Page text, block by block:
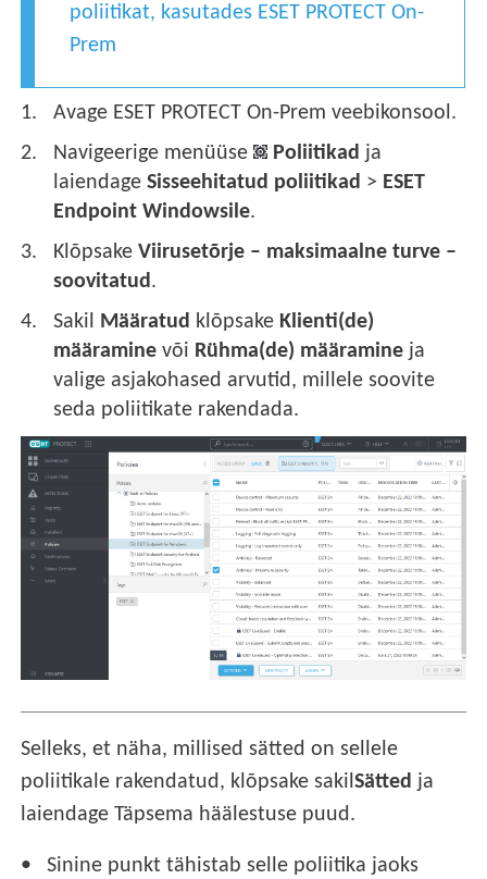
poliitikat, kasutades ESET PROTECT On-
Prem
Avage ESET PROTECT On-Prem veebikonsool.
Navigeerige menüüse
Poliitikad ja
laiendageSisseehitatud poliitikad > ESET
Endpoint Windowsile.
KlõpsakeViirusetõrje – maksimaalne turve –
soovitatud .
Sakil
Määratud klõpsake Klienti(de)
määramine või Rühma(de) määramine ja
valige asjakohased arvutid, millele soovite
seda poliitikate rakendada.
Selleks, et näha, millised sätted on sellele
poliitikale rakendatud, klõpsake sakilSätted ja
laiendage Täpsema häälestuse puud.
Sinine punkt tähistab selle poliitika jaoks